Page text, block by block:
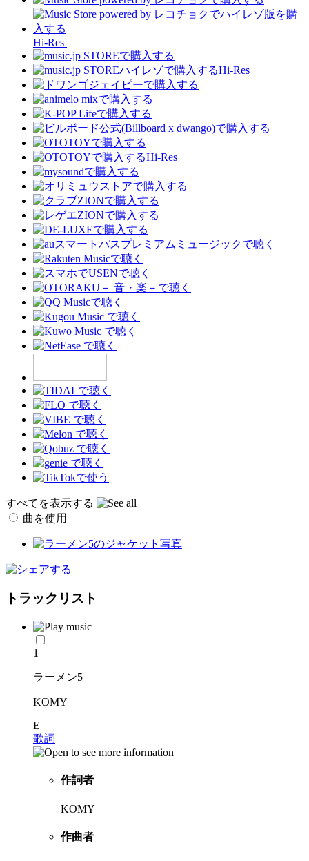
Hi-Res
Hi-Res
Hi-Res
すべてを表示する
曲を使用
トラックリスト
1
ラーメン5
KOMY
E
歌詞
作詞者
KOMY
作曲者